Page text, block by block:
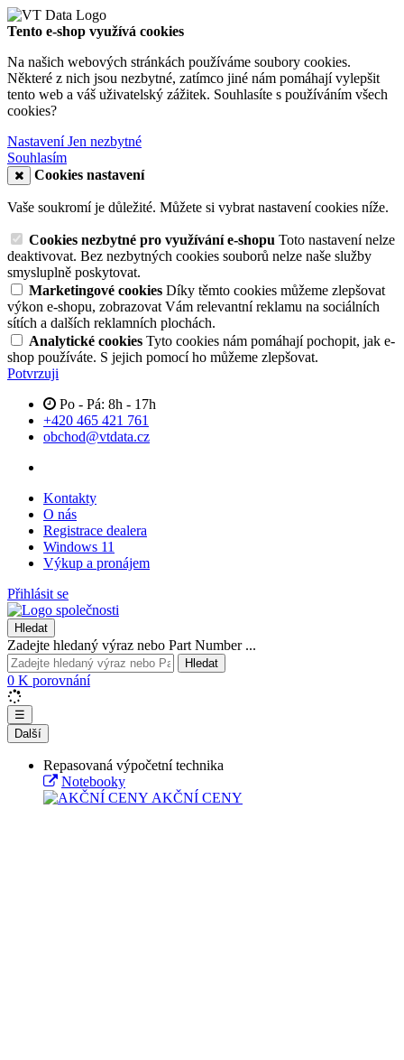
Tento e-shop využívá cookies
Na našich webových stránkách používáme soubory cookies.
Některé z nich jsou nezbytné, zatímco jiné nám pomáhají vylepšit
tento web a váš uživatelský zážitek. Souhlasíte s používáním všech
cookies?
NastaveníJen nezbytné
Souhlasím
Cookies nastavení
Vaše soukromí je důležité. Můžete si vybrat nastavení cookies níže.
Cookies nezbytné pro využívání e-shopu Toto nastavení nelze
deaktivovat. Bez nezbytných cookies souborů nelze naše služby
smysluplně poskytovat.
Marketingové cookies Díky těmto cookies můžeme zlepšovat
výkon e-shopu, zobrazovat Vám relevantní reklamu na sociálních
sítích a dalších reklamních plochách.
Analytické cookies Tyto cookies nám pomáhají pochopit, jak e-
shop používáte. S jejich pomocí ho můžeme zlepšovat.
Potvrzuji
Po - Pá: 8h - 17h
+420 465 421 761
obchod@vtdata.cz
Kontakty
O nás
Registrace dealera
Windows 11
Výkup a pronájem
Přihlásit se
Hledat
Zadejte hledaný výraz nebo Part Number ...
Hledat
0 K porovnání
☰
Další
Repasovaná výpočetní technika
Notebooky
AKČNÍ CENY